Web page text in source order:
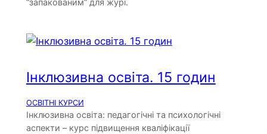
“запакованим” для журі.
Інклюзивна освіта. 15 годин
ОСВІТНІ КУРСИ
Інклюзивна освіта: педагогічні та психологічні
аспекти – курс підвищення кваліфікації